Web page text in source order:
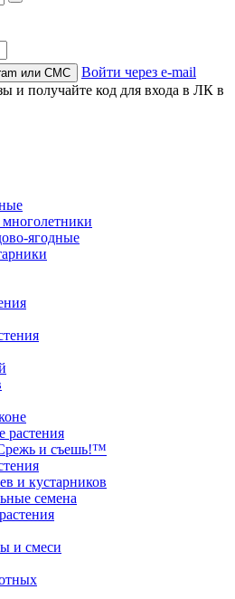
или СМС
Войти через e-mail
и получайте код для входа в ЛК в
ягодные
растения
и съешь!™
и кустарников
семена
и смеси